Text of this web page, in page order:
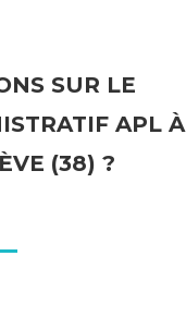
SUR LE
APL À
(38) ?